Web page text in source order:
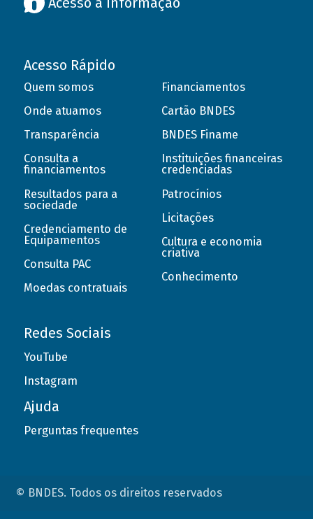
Acesso Rápido
Quem somos
Onde atuamos
Transparência
Consulta a
financiamentos
Resultados para a
sociedade
Credenciamento de
Equipamentos
Consulta PAC
Moedas contratuais
Financiamentos
Cartão BNDES
BNDES Finame
Instituições financeiras
credenciadas
Patrocínios
Licitações
Cultura e economia
criativa
Conhecimento
Redes Sociais
YouTube
Instagram
Ajuda
Perguntas frequentes
© BNDES. Todos os direitos reservados